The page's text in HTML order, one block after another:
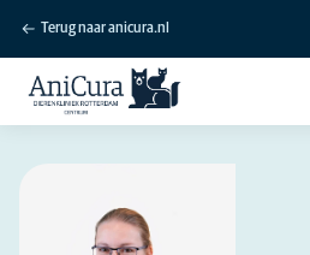
Terug naar anicura.nl